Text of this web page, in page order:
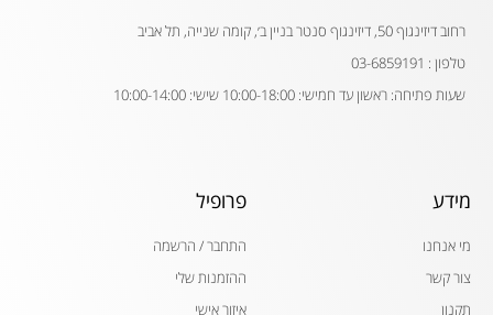
רחוב דיזינגוף 50, דיזינגוף סנטר בניין ב׳, קומה שנייה, תל אביב
טלפון : 03-6859191
שעות פתיחה: ראשון עד חמישי: 10:00-18:00 שישי: 10:00-14:00
מידע
מי אנחנו
צור קשר
תקנון
פרופיל
התחבר / הרשמה
ההזמנות שלי
איזור אישי